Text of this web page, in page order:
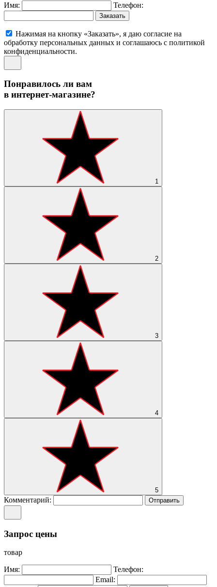
Имя: Телефон:
Заказать
Нажимая на кнопку «Заказать», я даю согласие на
обработку персональных данных и соглашаюсь c политикой
конфиденциальности.
Понравилось ли вам
в интернет-магазине?
1
2
3
4
5
Комментарий: Отправить
Запрос цены
товар
Имя:
Телефон:
Email: